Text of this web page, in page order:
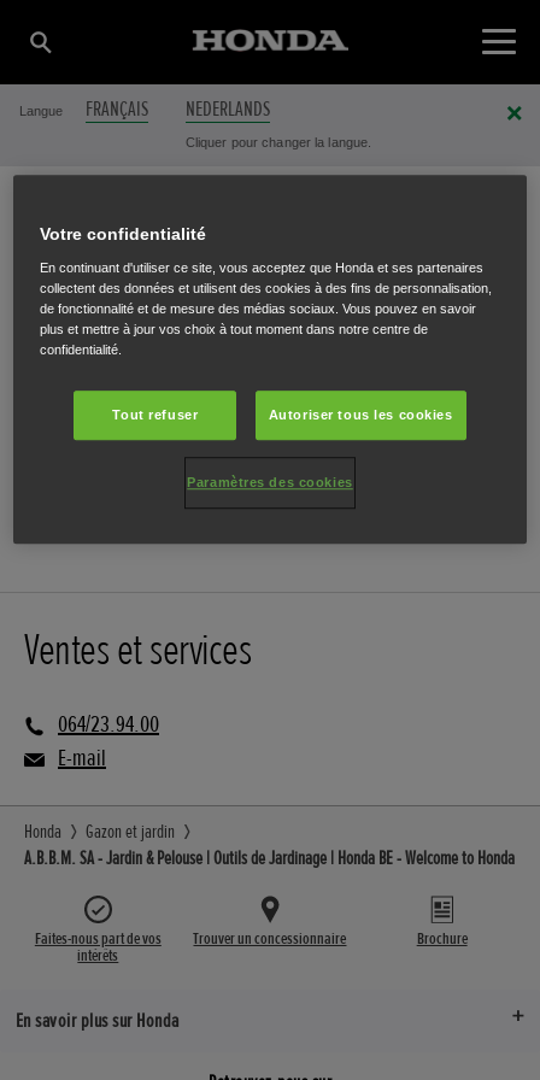
Langue FRANÇAIS NEDERLANDS
Cliquer pour changer la langue.
A.B.B.M. SA
Avenue de la Motte Baraffe 35
Ventes et services
064/23.94.00
E-mail
Honda
Gazon et jardin
A.B.B.M. SA - Jardin & Pelouse | Outils de Jardinage | Honda BE - Welcome to Honda
Faites-nous part de vos
intérêts
Trouver un concessionnaire Brochure
En savoir plus sur Honda
Votre confidentialité
En continuant d'utiliser ce site, vous acceptez que Honda et ses partenaires
collectent des données et utilisent des cookies à des fins de personnalisation,
de fonctionnalité et de mesure des médias sociaux. Vous pouvez en savoir
plus et mettre à jour vos choix à tout moment dans notre centre de
confidentialité.
Tout refuser Autoriser tous les cookies
Paramètres des cookies